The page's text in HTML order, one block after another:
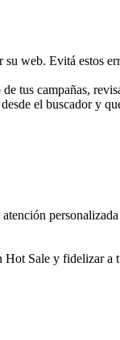
web. Evitá estos
tus campañas,
el buscador y
Hot Sale y fidelizar a